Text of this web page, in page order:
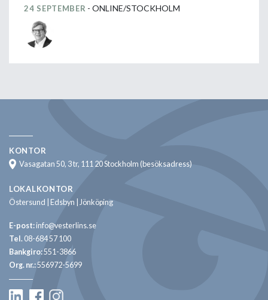
24 SEPTEMBER - ONLINE/STOCKHOLM
KONTOR
Vasagatan 50, 3 tr, 111 20 Stockholm (besöksadress)
LOKALKONTOR
Östersund | Edsbyn | Jönköping
E-post: info@vesterlins.se
Tel. 08-684 57 100
Bankgiro:551-3866
Org. nr.:556972-5699